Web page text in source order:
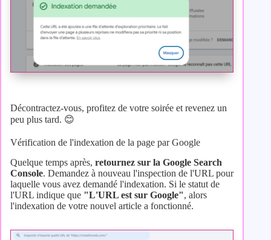
Décontractez-vous, profitez de votre soirée et revenez un
peu plus tard. 😊
Vérification de l'indexation de la page par Google
Quelque temps après, retournez sur la Google Search
Console. Demandez à nouveau l'inspection de l'URL pour
laquelle vous avez demandé l'indexation. Si le statut de
l'URL indique que "L'URL est sur Google", alors
l'indexation de votre nouvel article a fonctionné.